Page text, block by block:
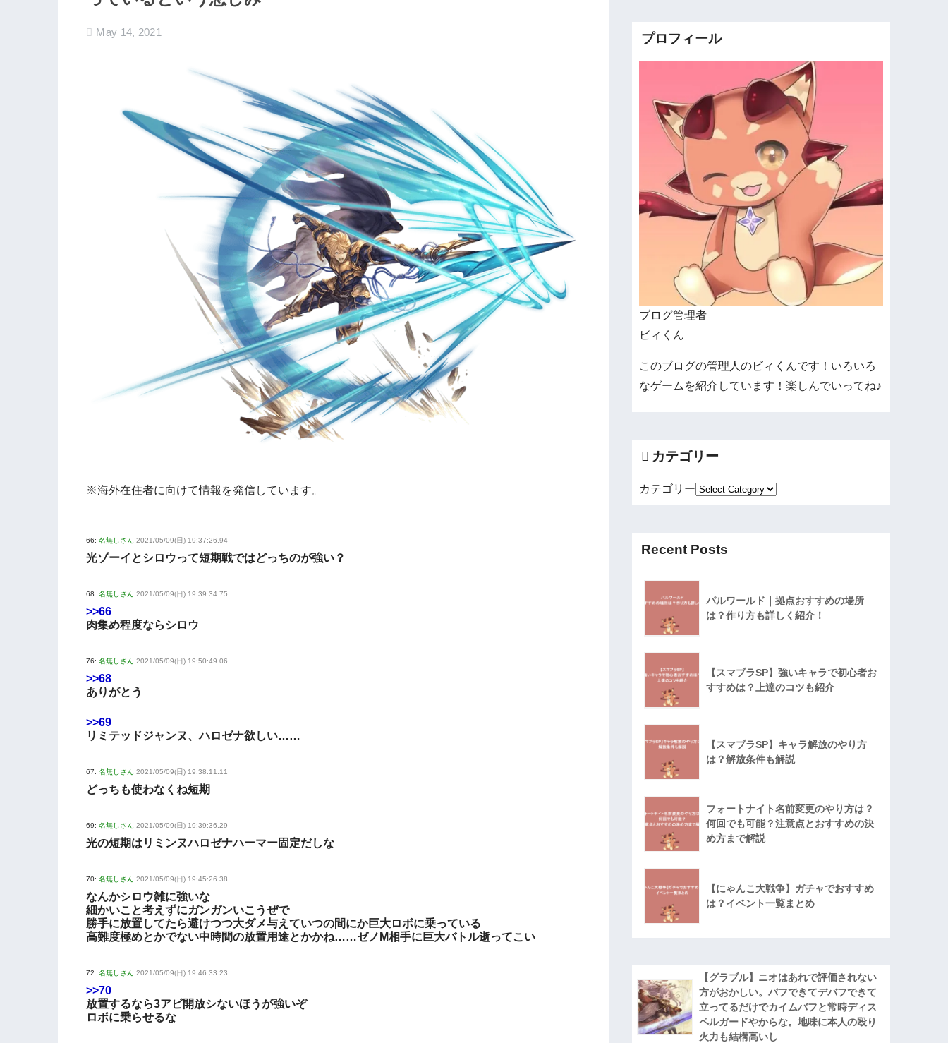
May 14, 2021
※海外在住者に向けて情報を発信しています。
66: 名無しさん 2021/05/09(日) 19:37:26.94
光ゾーイとシロウって短期戦ではどっちのが強い？
68: 名無しさん 2021/05/09(日) 19:39:34.75
>>66
肉集め程度ならシロウ
76: 名無しさん 2021/05/09(日) 19:50:49.06
>>68
ありがとう
>>69
リミテッドジャンヌ、ハロゼナ欲しい……
67: 名無しさん 2021/05/09(日) 19:38:11.11
どっちも使わなくね短期
69: 名無しさん 2021/05/09(日) 19:39:36.29
光の短期はリミンヌハロゼナハーマー固定だしな
70: 名無しさん 2021/05/09(日) 19:45:26.38
なんかシロウ雑に強いな
細かいこと考えずにガンガンいこうぜで
勝手に放置してたら避けつつ大ダメ与えていつの間にか巨大ロボに乗っている
高難度極めとかでない中時間の放置用途とかかね……ゼノM相手に巨大バトル逝ってこい
72: 名無しさん 2021/05/09(日) 19:46:33.23
>>70
放置するなら3アビ開放シないほうが強いぞ
ロボに乗らせるな
プロフィール
ブログ管理者
ビィくん
このブログの管理人のビィくんです！いろいろ
なゲームを紹介しています！楽しんでいってね♪
カテゴリー
カテゴリー
Recent Posts
パルワールド｜拠点おすすめの場所
は？作り方も詳しく紹介！
【スマブラSP】強いキャラで初心者お
すすめは？上達のコツも紹介
【スマブラSP】キャラ解放のやり方
は？解放条件も解説
フォートナイト名前変更のやり方は？
何回でも可能？注意点とおすすめの決
め方まで解説
【にゃんこ大戦争】ガチャでおすすめ
は？イベント一覧まとめ
【グラブル】ニオはあれで評価されない
方がおかしい。バフできてデバフできて
立ってるだけでカイムバフと常時ディス
ペルガードやからな。地味に本人の殴り
火力も結構高いし